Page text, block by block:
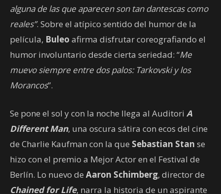
alguna de las que aparecen son tan dantescas como
reales”. Sobre el atípico sentido del humor de la
película, Buleo afirma disfrutar coreografiando el
humor involuntario desde cierta seriedad: “Me
muevo siempre entre dos palos: Tarkovski y los
Morancos”.
Se pone el sol y con la noche llega al Auditori A
Different Man, una oscura sátira con ecos del cine
de Charlie Kaufman con la que Sebastian Stan se
hizo con el premio a Mejor Actor en el Festival de
Berlín. Lo nuevo de Aaron Schimberg, director de
Chained for Life, narra la historia de un aspirante